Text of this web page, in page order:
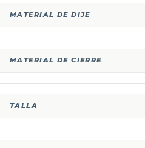
MATERIAL DE DIJE
MATERIAL DE CIERRE
TALLA